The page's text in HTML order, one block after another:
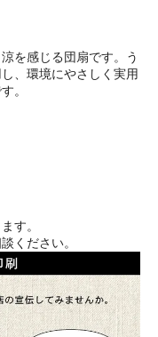
を感じる団扇です。う
、環境にやさしく実用
。
す。
ください。